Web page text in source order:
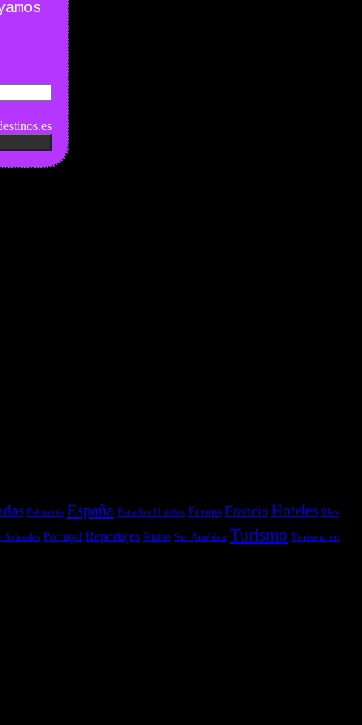
Eslovenia España Estados Unidos Europa Francia Hoteles Illes
Animales Portugal Reportajes Rutas Sur América Turismo Turismo en